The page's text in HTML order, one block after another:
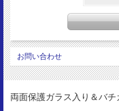
23.3mm×30mm
6.7g
バチカン：
K18＆ダイヤモ
お問い合わせ
両面保護ガラス入り＆バ